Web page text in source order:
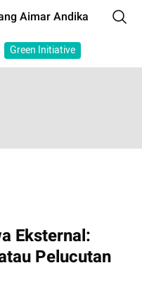
Aimar Andika
Green Initiative
Eksternal:
Pelucutan